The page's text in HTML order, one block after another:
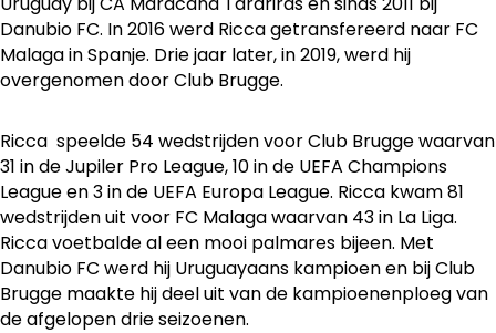
Danubio FC. In 2016 werd Ricca getransfereerd naar FC
Malaga in Spanje. Drie jaar later, in 2019, werd hij
overgenomen door Club Brugge.
Ricca speelde 54 wedstrijden voor Club Brugge waarvan
31 in de Jupiler Pro League, 10 in de UEFA Champions
League en 3 in de UEFA Europa League. Ricca kwam 81
wedstrijden uit voor FC Malaga waarvan 43 in La Liga.
Ricca voetbalde al een mooi palmares bijeen. Met
Danubio FC werd hij Uruguayaans kampioen en bij Club
Brugge maakte hij deel uit van de kampioenenploeg van
de afgelopen drie seizoenen.